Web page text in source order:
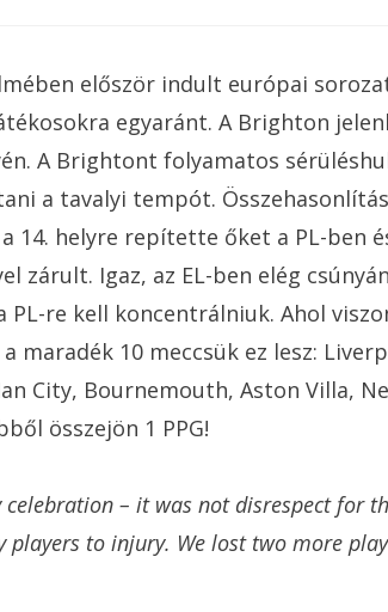
először indult európai
egyaránt. A Brighton
A Brightont folyamatos
a tavalyi tempót.
14. helyre repítette őket a PL-ben
zárult. Igaz, az EL-ben elég
PL-re kell koncentrálniuk. Ahol
maradék 10 meccsük ez lesz:
City, Bournemouth, Aston Villa,
összejön 1 PPG!
– it was not disrespect for
players to injury. We lost two more